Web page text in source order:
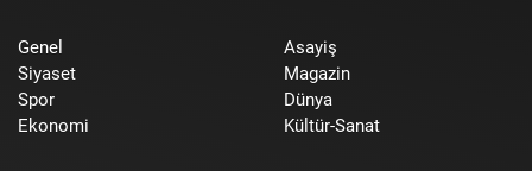
Genel
Siyaset
Spor
Ekonomi
Asayiş
Magazin
Dünya
Kültür-Sanat